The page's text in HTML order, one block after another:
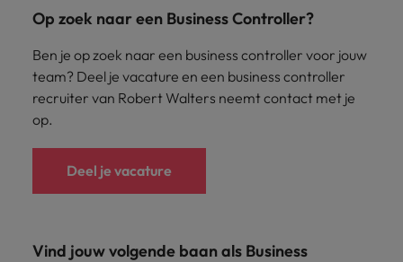
Op zoek naar een Business Controller?
Ben je op zoek naar een business controller voor jouw
team? Deel je vacature en een business controller
recruiter van Robert Walters neemt contact met je
op.
Deel je vacature
Vind jouw volgende baan als Business